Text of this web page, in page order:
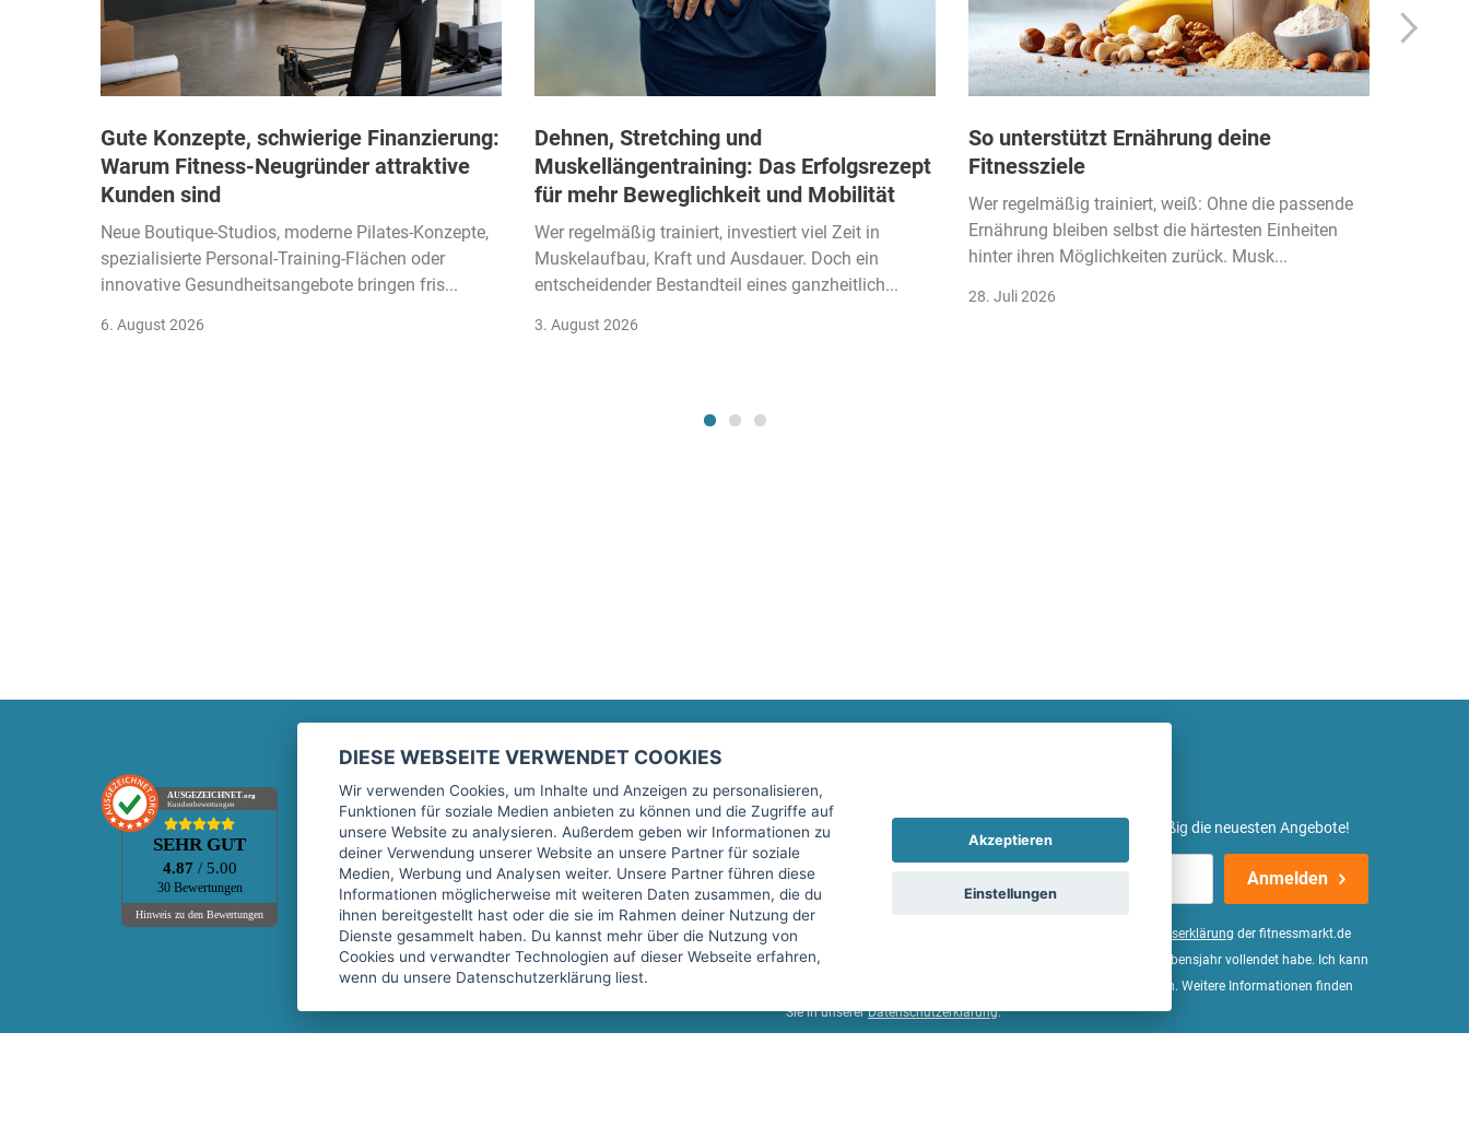
Gute Konzepte, schwierige Finanzierung:
Warum Fitness-Neugründer attraktive
Kunden sind
Neue Boutique-Studios, moderne Pilates-Konzepte,
spezialisierte Personal-Training-Flächen oder
innovative Gesundheitsangebote bringen fris...
6. August 2026
Dehnen, Stretching und
Muskellängentraining: Das Erfolgsrezept
für mehr Beweglichkeit und Mobilität
Wer regelmäßig trainiert, investiert viel Zeit in
Muskelaufbau, Kraft und Ausdauer. Doch ein
entscheidender Bestandteil eines ganzheitlich...
3. August 2026
So unterstützt Ernährung deine
Fitnessziele
Wer regelmäßig trainiert, weiß: Ohne die passende
Ernährung bleiben selbst die härtesten Einheiten
hinter ihren Möglichkeiten zurück. Musk...
28. Juli 2026
AUSGEZEICHNET.org
Kundenbewertungen
SEHR GUT
4.87 / 5.00
30 Bewertungen
Hinweis zu den Bewertungen
Marktplatz
Kontakt
Preise Marktplatz
FAQ Marktplatz
Über uns
Werbebuchungen
Rechtliches
Impressum
AGB
Datenschutz
Sicherheit
Top-Inserat kündigen
fitnessmarkt.de Newsletter
Trage dich hier für unseren Newsletter ein und erhalte regelmäßig die neuesten Angebote!
Anmelden
Ich stimme der Verarbeitung meiner Daten, wie in der Einwilligungserklärung der fitnessmarkt.de
services GmbH beschrieben, zu und bestätige, dass ich das 16. Lebensjahr vollendet habe. Ich kann
diese Einwilligung jederzeit mit Wirkung für die Zukunft widerrufen. Weitere Informationen finden
Sie in unsererDatenschutzerklärung.
DIESE WEBSEITE VERWENDET COOKIES
Wir verwenden Cookies, um Inhalte und Anzeigen zu personalisieren,
Funktionen für soziale Medien anbieten zu können und die Zugriffe auf
unsere Website zu analysieren. Außerdem geben wir Informationen zu
deiner Verwendung unserer Website an unsere Partner für soziale
Medien, Werbung und Analysen weiter. Unsere Partner führen diese
Informationen möglicherweise mit weiteren Daten zusammen, die du
ihnen bereitgestellt hast oder die sie im Rahmen deiner Nutzung der
Dienste gesammelt haben. Du kannst mehr über die Nutzung von
Cookies und verwandter Technologien auf dieser Webseite erfahren,
wenn du unsere Datenschutzerklärung liest.
Akzeptieren
Einstellungen